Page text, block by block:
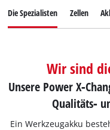
Deutsch
DEDeutsch
čeština
Die Spezialisten Zellen
Wir sind
Unsere Power
Qualitäts‐
Ein Werkzeugakku